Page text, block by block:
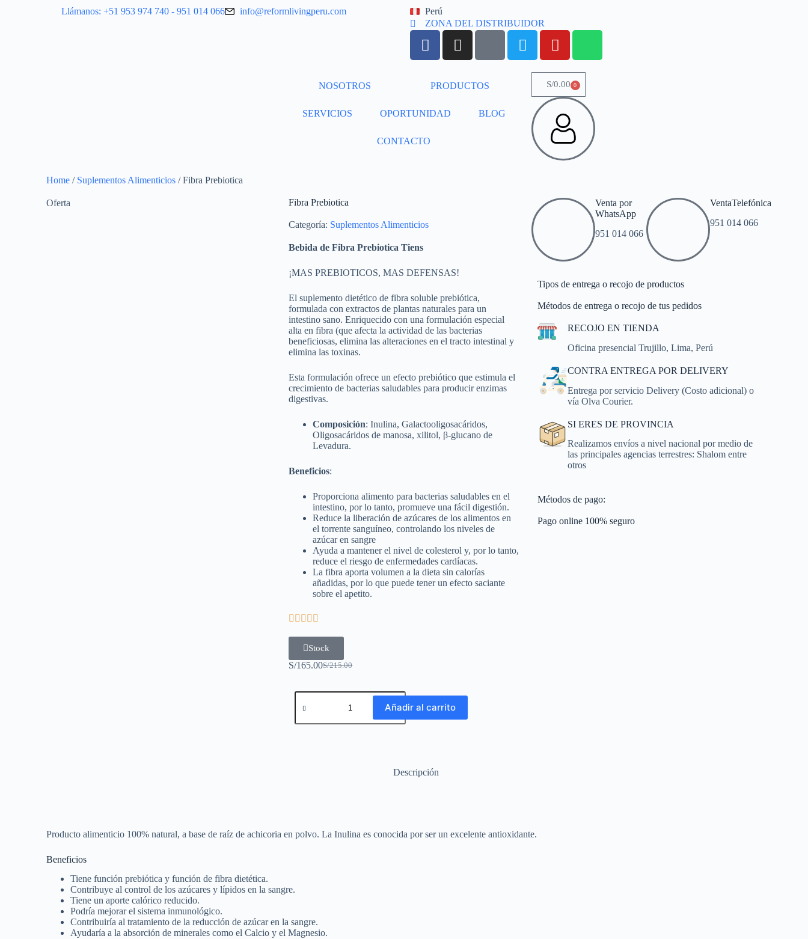
Llámanos: +51 953 974 740 - 951 014 066 info@reformlivingperu.com
Perú
ZONA DEL DISTRIBUIDOR
NOSOTROS PRODUCTOS
SERVICIOS OPORTUNIDAD BLOG
CONTACTO
S/0.00 0
Home / Suplementos Alimenticios / Fibra Prebiotica
Oferta Fibra Prebiotica
Categoría: Suplementos Alimenticios
Bebida de Fibra Prebiotica Tiens
¡MAS PREBIOTICOS, MAS DEFENSAS!
El suplemento dietético de fibra soluble prebiótica,
formulada con extractos de plantas naturales para un
intestino sano. Enriquecido con una formulación especial
alta en fibra (que afecta la actividad de las bacterias
beneficiosas, elimina las alteraciones en el tracto intestinal y
elimina las toxinas.
Esta formulación ofrece un efecto prebiótico que estimula el
crecimiento de bacterias saludables para producir enzimas
digestivas.
Composición: Inulina, Galactooligosacáridos,
Oligosacáridos de manosa, xilitol, β-glucano de
Levadura.
Beneficios:
Proporciona alimento para bacterias saludables en el
intestino, por lo tanto, promueve una fácil digestión.
Reduce la liberación de azúcares de los alimentos en
el torrente sanguíneo, controlando los niveles de
azúcar en sangre
Ayuda a mantener el nivel de colesterol y, por lo tanto,
reduce el riesgo de enfermedades cardíacas.
La fibra aporta volumen a la dieta sin calorías
añadidas, por lo que puede tener un efecto saciante
sobre el apetito.
    
Stock
S/215.00
S/165.00
Añadir al carrito
Venta por
WhatsApp
951 014 066
VentaTelefónica
951 014 066
Tipos de entrega o recojo de productos
Métodos de entrega o recojo de tus pedidos
RECOJO EN TIENDA
Oficina presencial Trujillo, Lima, Perú
CONTRA ENTREGA POR DELIVERY
Entrega por servicio Delivery (Costo adicional) o
vía Olva Courier.
SI ERES DE PROVINCIA
Realizamos envíos a nivel nacional por medio de
las principales agencias terrestres: Shalom entre
otros
Métodos de pago:
Pago online 100% seguro
Descripción
Producto alimenticio 100% natural, a base de raíz de achicoria en polvo. La Inulina es conocida por ser un excelente antioxidante.
Beneficios
Tiene función prebiótica y función de fibra dietética.
Contribuye al control de los azúcares y lípidos en la sangre.
Tiene un aporte calórico reducido.
Podría mejorar el sistema inmunológico.
Contribuiría al tratamiento de la reducción de azúcar en la sangre.
Ayudaría a la absorción de minerales como el Calcio y el Magnesio.